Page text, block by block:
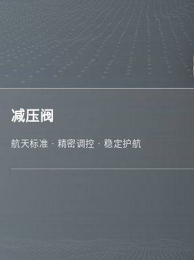
减压阀
航天标准 · 精密调控 · 稳定护航